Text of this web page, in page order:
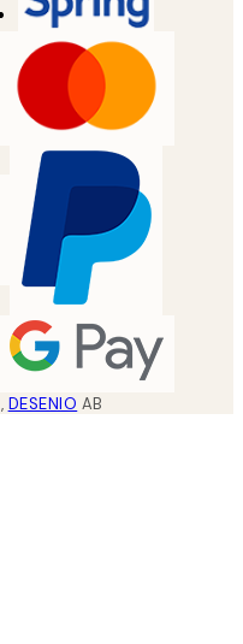
, DESENIO AB